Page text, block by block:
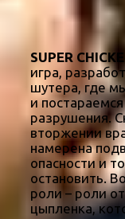
SUPER
игра,
шутера, где
и
разрушения.
вторжении
намерена
опасности и
остановить.
роли – роли
цыпленка,